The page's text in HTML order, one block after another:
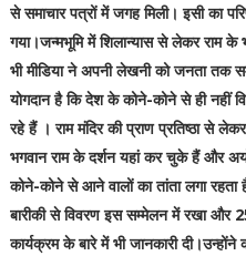
से समाचार पत्रों में जगह मिली। इसी का
गया।जन्मभूमि में शिलान्यास से लेकर राम
भी मीडिया ने अपनी लेखनी को जनता तक
योगदान है कि देश के कोने-कोने से ही नहीं
रहे हैं । राम मंदिर की प्राण प्रतिष्ठा से
भगवान राम के दर्शन यहां कर चुके हैं और
कोने-कोने से आने वालों का तांता लगा रहता
बारीकी से विवरण इस सम्मेलन में रखा और
कार्यक्रम के बारे में भी जानकारी